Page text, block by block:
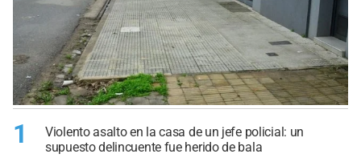
1
Violento asalto en la casa de un jefe policial: un
supuesto delincuente fue herido de bala